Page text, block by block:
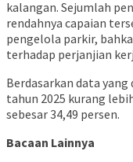
kalangan. Sejumlah
rendahnya capaian
pengelola parkir,
terhadap perjanjian
Berdasarkan data
tahun 2025 kurang
sebesar 34,49 persen.
Bacaan Lainnya